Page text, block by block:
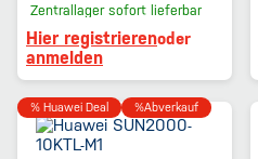
Zentrallager sofort lieferbar
Hier registrierenoder
anmelden
% Huawei Deal %Abverkauf